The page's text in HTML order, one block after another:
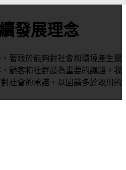
發展理念
著眼於能夠對社會和環境產生最
顧客和社群最為重要的議題。我
社會的承諾，以回饋多於取用的